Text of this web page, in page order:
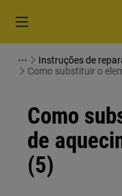
Instruções de
Como substituir o
Como
de
(5)